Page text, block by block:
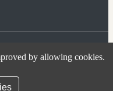
by allowing cookies.